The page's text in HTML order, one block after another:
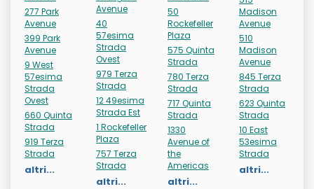
277 Park
Avenue
399 Park
Avenue
9 West
57esima
Strada
Ovest
660 Quinta
Strada
919 Terza
Strada
altri...
Avenue
40
57esima
Strada
Ovest
979 Terza
Strada
12 49esima
Strada Est
1 Rockefeller
Plaza
757 Terza
Strada
altri...
50
Rockefeller
Plaza
575 Quinta
Strada
780 Terza
Strada
717 Quinta
Strada
1330
Avenue of
the
Americas
altri...
Madison
Avenue
510
Madison
Avenue
845 Terza
Strada
623 Quinta
Strada
10 East
53esima
Strada
altri...